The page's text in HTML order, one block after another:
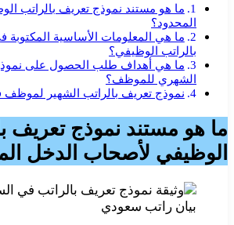
ما هو مستند نموذج تعريف بالراتب
المحدود؟
ما هي المعلومات الأساسية المكتوبة
بالراتب الوظيفي؟
ما هي أهداف طلب الحصول على
الشهري للموظف؟
نموذج تعريف بالراتب الشهير
ما هو مستند نموذج تعريف
الوظيفي لأصحاب الدخل
بيان راتب سعودي